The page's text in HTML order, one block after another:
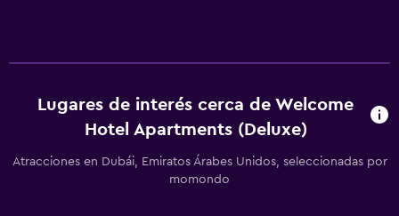
Lugares de interés cerca de Welcome
Hotel Apartments (Deluxe)
Atracciones en Dubái, Emiratos Árabes Unidos, seleccionadas por
momondo